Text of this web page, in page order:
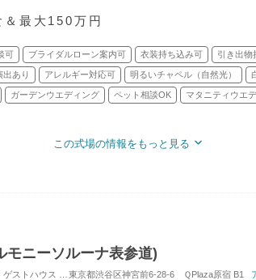
最大150万円
可 ブライダルローン案内可 衣装持ち込み可 引き出物
出あり アレルギー対応可 明るいチャペル（自然光）
ガーデンウエディング ペット相談OK マタニティウエ
この式場の情報をもっと見る
ニーソルーナ表参道)
ストハウス 対応人数: 着席：10名 ～ 120名 挙式スタイル: 教
東京都渋谷区神宮前6-28-6 ＱPlaza原宿 B1